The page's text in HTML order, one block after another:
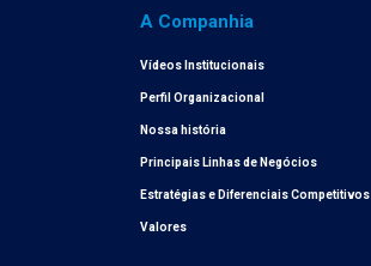
A Companhia
Vídeos Institucionais
Perfil Organizacional
Nossa história
Principais Linhas de Negócios
Estratégias e Diferenciais Competitivos
Valores